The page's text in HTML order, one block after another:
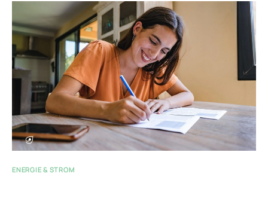
ENERGIE & STROM